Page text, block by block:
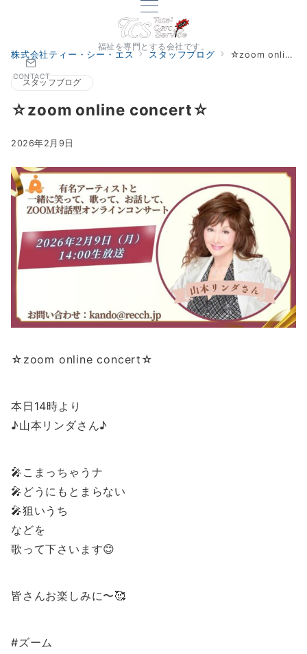
福祉を専門とする会社です。
CONTACT
株式会社ティー・シー・エス スタッフブログ ☆zoom online concert☆
スタッフブログ
☆zoom online concert☆
2026年2月9日
☆zoom online concert☆
本日14時より
♪山本リンダさん♪
🎤こまっちゃうナ
🎤どうにもとまらない
🎤狙いうち
などを
歌って下さいます😊
皆さんお楽しみに〜🥰
#ズーム